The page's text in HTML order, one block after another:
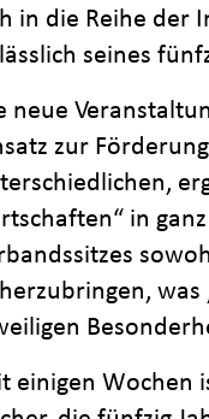
in die Reihe der
seines
neue
zur
in
was
einigen Wochen